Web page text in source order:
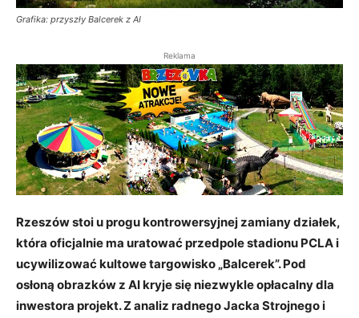
Grafika: przyszły Balcerek z AI
Reklama
Rzeszów stoi u progu kontrowersyjnej zamiany działek,
która oficjalnie ma uratować przedpole stadionu PCLA i
ucywilizować kultowe targowisko „Balcerek”. Pod
osłoną obrazków z AI kryje się niezwykle opłacalny dla
inwestora projekt.Z analiz radnego Jacka Strojnego i